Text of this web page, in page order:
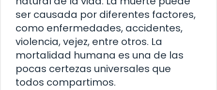
ser causada por diferentes factores,
como enfermedades, accidentes,
violencia, vejez, entre otros. La
mortalidad humana es una de las
pocas certezas universales que
todos compartimos.